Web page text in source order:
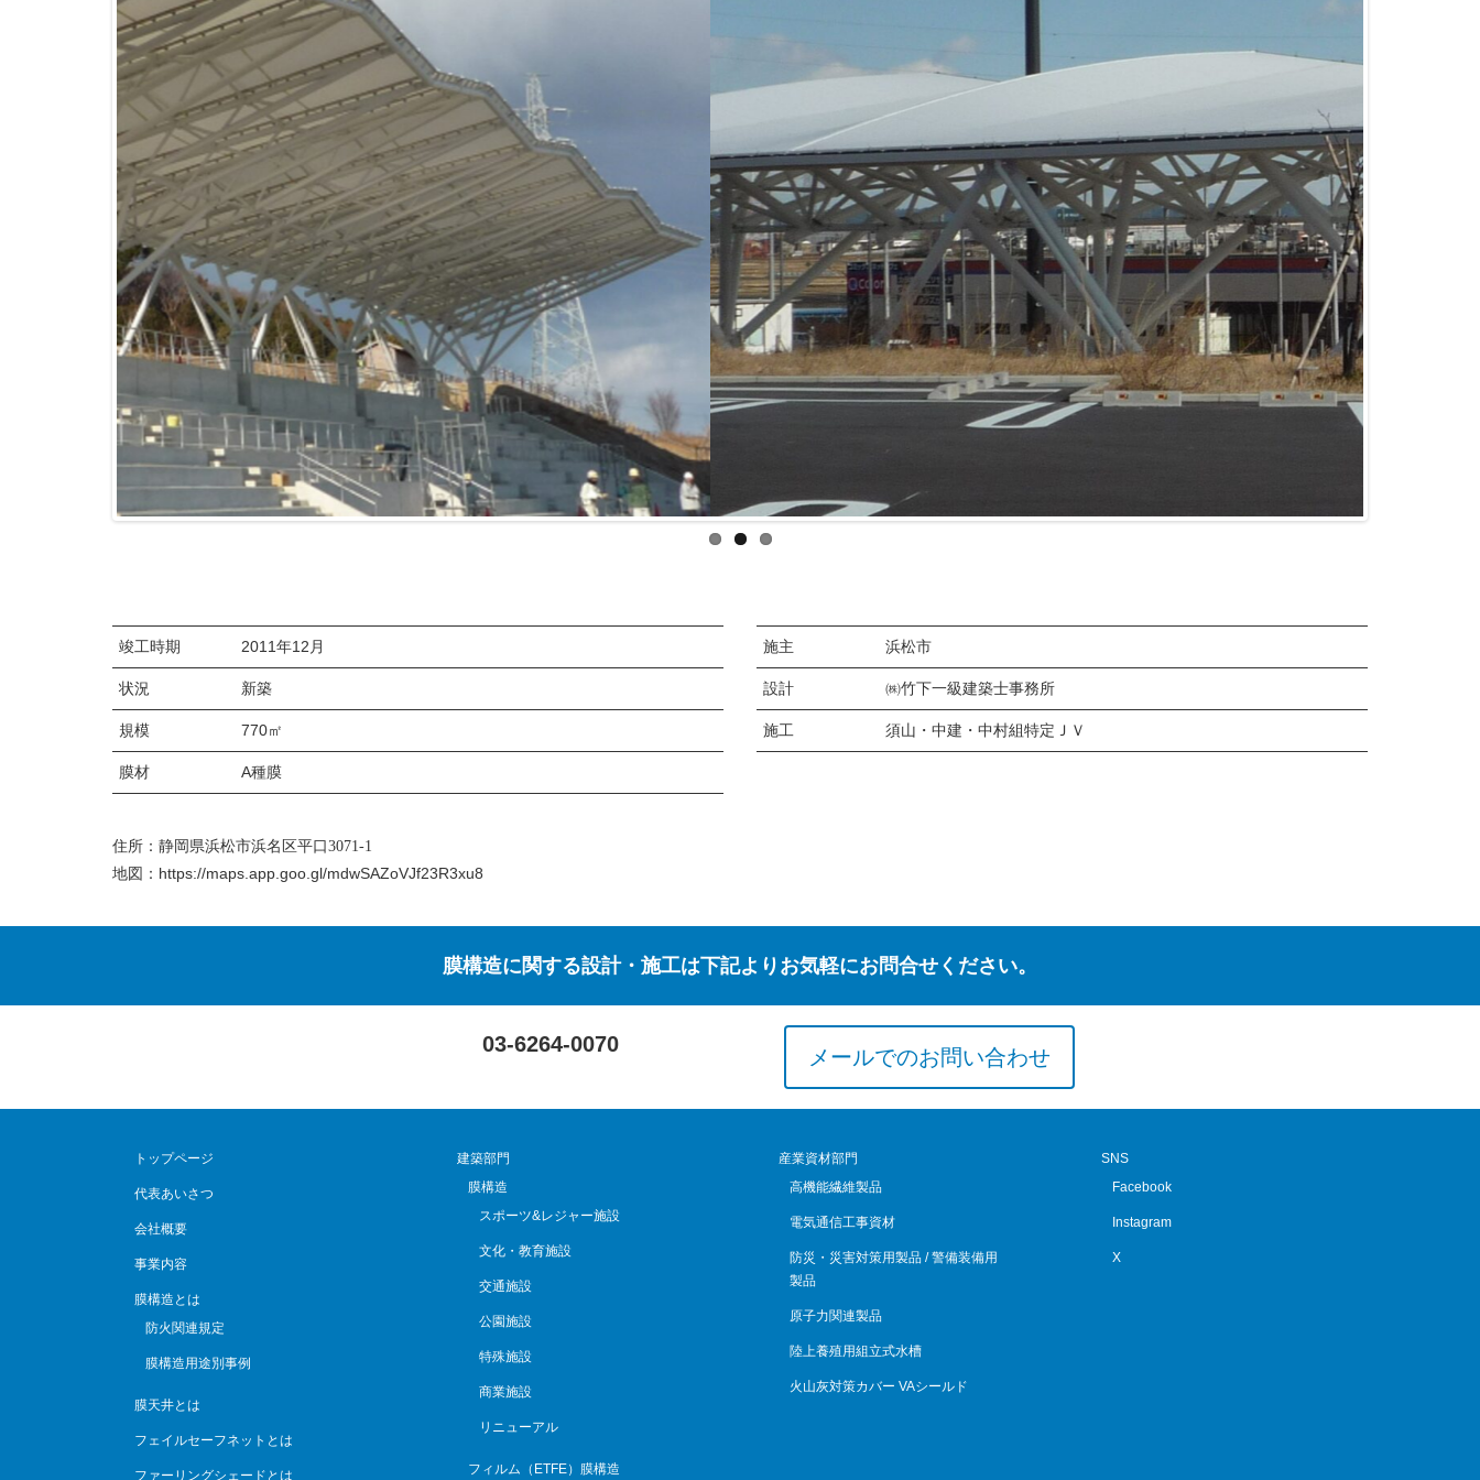
竣工時期 2011年12月
状況 新築
規模 770㎡
膜材 A種膜
施主 浜松市
設計 ㈱竹下一級建築士事務所
施工 須山・中建・中村組特定ＪＶ
住所：静岡県浜松市浜名区平口3071-1
地図： https://maps.app.goo.gl/mdwSAZoVJf23R3xu8
膜構造に関する設計・施工は下記よりお気軽にお問合せください。
03-6264-0070
メールでのお問い合わせ
トップページ
代表あいさつ
会社概要
事業内容
膜構造とは
防火関連規定
膜構造用途別事例
膜天井とは
フェイルセーフネットとは
ファーリングシェードとは
建築部門
膜構造
スポーツ&レジャー施設
文化・教育施設
交通施設
公園施設
特殊施設
商業施設
リニューアル
フィルム（ETFE）膜構造
産業資材部門
高機能繊維製品
電気通信工事資材
防災・災害対策用製品 / 警備装備用
製品
原子力関連製品
陸上養殖用組立式水槽
火山灰対策カバー VAシールド
SNS
Facebook
Instagram
X